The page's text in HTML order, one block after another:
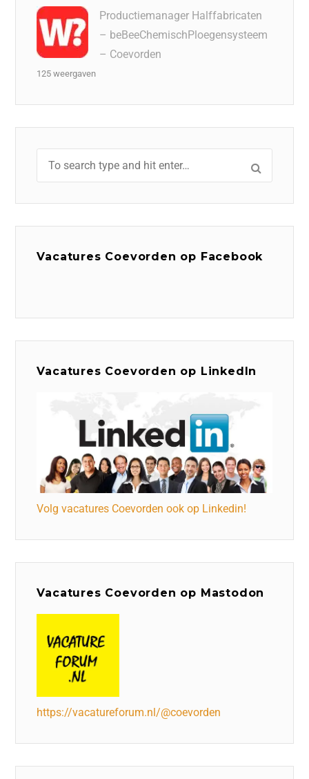
Productiemanager Halffabricaten
– beBeeChemischPloegensysteem
– Coevorden
125 weergaven
Vacatures Coevorden op Facebook
Vacatures Coevorden op LinkedIn
Volg vacatures Coevorden ook op Linkedin!
Vacatures Coevorden op Mastodon
https://vacatureforum.nl/@coevorden